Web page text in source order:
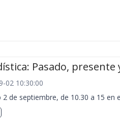
Pasado,
02 10:30:00
2 de septiembre, de 10.30 a 15 en